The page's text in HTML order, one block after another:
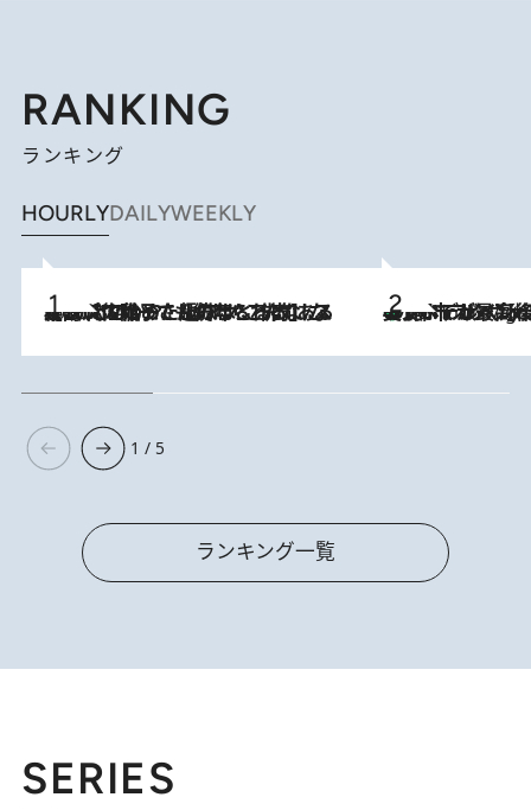
RANKING
ランキング
HOURLYDAILYWEEKLY
2026.8.5
【阿川佐和子さんの年とる力】なぜ70代で始めた趣味は“こんなに楽しい”のか？ ピアノ、俳句…スランプに陥っても続けられる“ある秘訣”とは 10 Hours Ago
美食、デザイン、ホスピタリティのすべてが最高峰！ ノルウェー第4の都市スタヴァンゲルの
1 / 5
ランキング一覧
SERIES